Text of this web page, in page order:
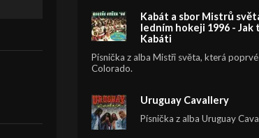
Kabát a sbor Mistrů
ledním hokeji 1996 - Jak
Kabáti
Písnička z alba Mistři světa, která
Colorado.
Uruguay Cavallery
Písnička z alba Uruguay